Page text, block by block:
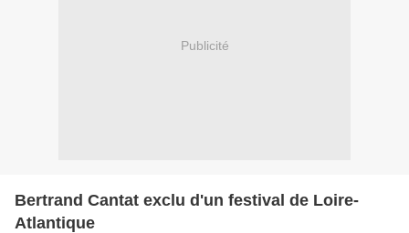
Publicité
Bertrand Cantat exclu d'un festival de Loire-
Atlantique